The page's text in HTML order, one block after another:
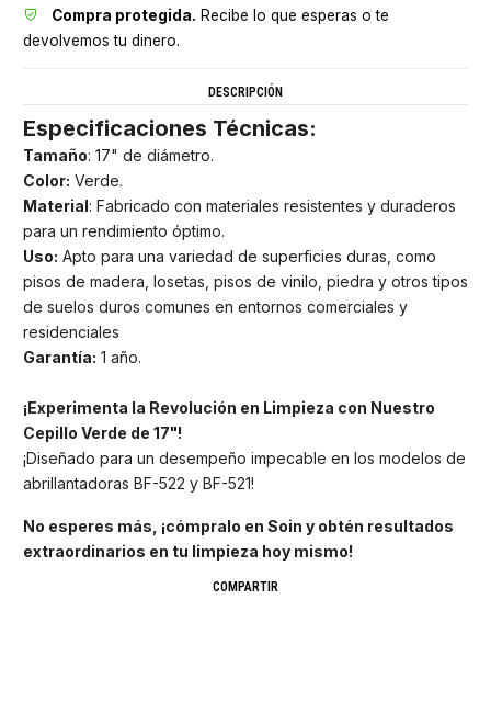
Compra protegida. Recibe lo que esperas o te
devolvemos tu dinero.
DESCRIPCIÓN
Especificaciones Técnicas:
Tamaño: 17" de diámetro.
Color: Verde.
Material: Fabricado con materiales resistentes y duraderos
para un rendimiento óptimo.
Uso: Apto para una variedad de superficies duras, como
pisos de madera, losetas, pisos de vinilo, piedra y otros tipos
de suelos duros comunes en entornos comerciales y
residenciales
Garantía: 1 año.
¡Experimenta la Revolución en Limpieza con Nuestro
Cepillo Verde de 17"!
¡Diseñado para un desempeño impecable en los modelos de
abrillantadoras BF-522 y BF-521!
No esperes más, ¡cómpralo en Soin y obtén resultados
extraordinarios en tu limpieza hoy mismo!
COMPARTIR